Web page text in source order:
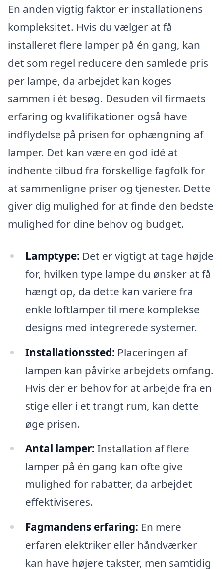
En anden vigtig faktor er installationens
kompleksitet. Hvis du vælger at få
installeret flere lamper på én gang, kan
det som regel reducere den samlede pris
per lampe, da arbejdet kan koges
sammen i ét besøg. Desuden vil firmaets
erfaring og kvalifikationer også have
indflydelse på prisen for ophængning af
lamper. Det kan være en god idé at
indhente tilbud fra forskellige fagfolk for
at sammenligne priser og tjenester. Dette
giver dig mulighed for at finde den bedste
mulighed for dine behov og budget.
Lamptype: Det er vigtigt at tage højde
for, hvilken type lampe du ønsker at få
hængt op, da dette kan variere fra
enkle loftlamper til mere komplekse
designs med integrerede systemer.
Installationssted: Placeringen af
lampen kan påvirke arbejdets omfang.
Hvis der er behov for at arbejde fra en
stige eller i et trangt rum, kan dette
øge prisen.
Antal lamper: Installation af flere
lamper på én gang kan ofte give
mulighed for rabatter, da arbejdet
effektiviseres.
Fagmandens erfaring: En mere
erfaren elektriker eller håndværker
kan have højere takster, men samtidig